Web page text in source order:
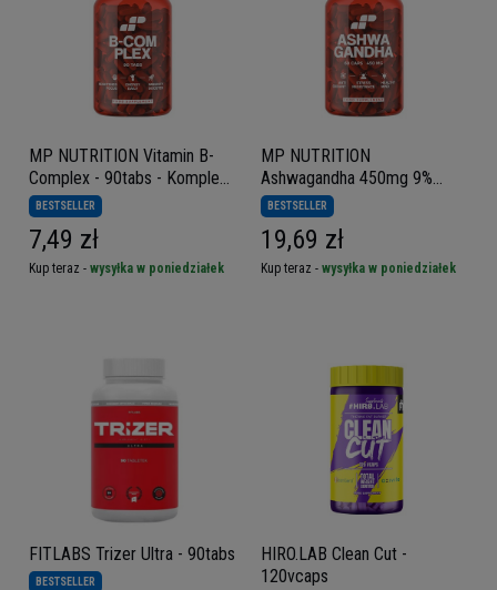
MP NUTRITION Vitamin B-
Complex - 90tabs - Kompleks
Witamin B
BESTSELLER
7,49 zł
Kup teraz - wysyłka w poniedziałek
MP NUTRITION
Ashwagandha 450mg 9%
witanolidów - 60 caps
BESTSELLER
19,69 zł
Kup teraz - wysyłka w poniedziałek
FITLABS Trizer Ultra - 90tabs
BESTSELLER
HIRO.LAB Clean Cut -
120vcaps